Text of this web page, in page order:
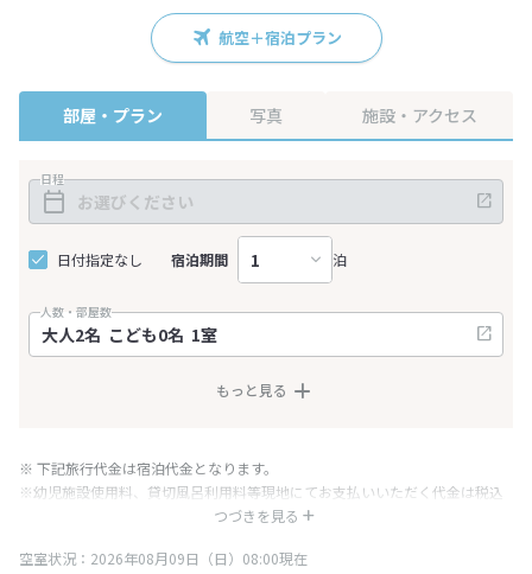
航空＋宿泊プラン
部屋・プラン 写真 施設・アクセス
日程
日付指定なし 宿泊期間 泊
人数・部屋数
もっと見る
つづきを見る
※ 下記旅行代金は宿泊代金となります。
※幼児施設使用料、貸切風呂利用料等現地にてお支払いいただく代金は税込
み表記となりますが、消費税増税に伴い代金が一部変更となる場合がござい
※表示されている旅行代金・プラン内容は一定時間ごとに更新されます。最
空室状況：2026年08月09日（日）08:00現在